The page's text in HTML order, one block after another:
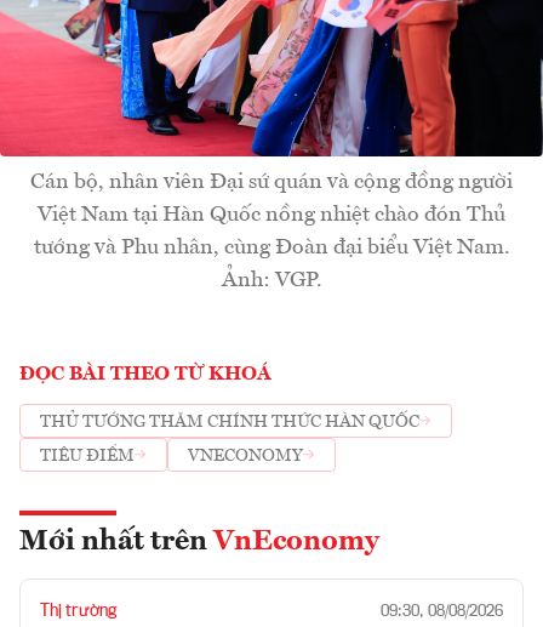
Cán bộ, nhân viên Đại sứ quán và cộng đồng người
Việt Nam tại Hàn Quốc nồng nhiệt chào đón Thủ
tướng và Phu nhân, cùng Đoàn đại biểu Việt Nam.
Ảnh: VGP.
ĐỌC BÀI THEO TỪ KHOÁ
THỦ TƯỚNG THĂM CHÍNH THỨC HÀN QUỐC
TIÊU ĐIỂM
VNECONOMY
Mới nhất trên VnEconomy
Thị trường 09:30, 08/08/2026